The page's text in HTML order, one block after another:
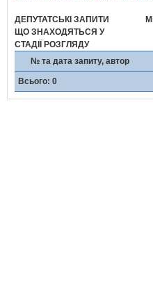
ДЕПУТАТСЬКІ ЗАПИТИ
ЩО ЗНАХОДЯТЬСЯ У
СТАДІЇ РОЗГЛЯДУ
№ та дата запиту, автор
Всього: 0